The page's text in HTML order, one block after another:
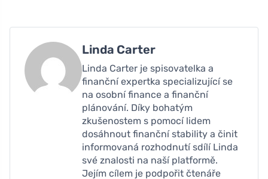
Linda Carter
Linda Carter je spisovatelka a
finanční expertka specializující se
na osobní finance a finanční
plánování. Díky bohatým
zkušenostem s pomocí lidem
dosáhnout finanční stability a činit
informovaná rozhodnutí sdílí Linda
své znalosti na naší platformě.
Jejím cílem je podpořit čtenáře